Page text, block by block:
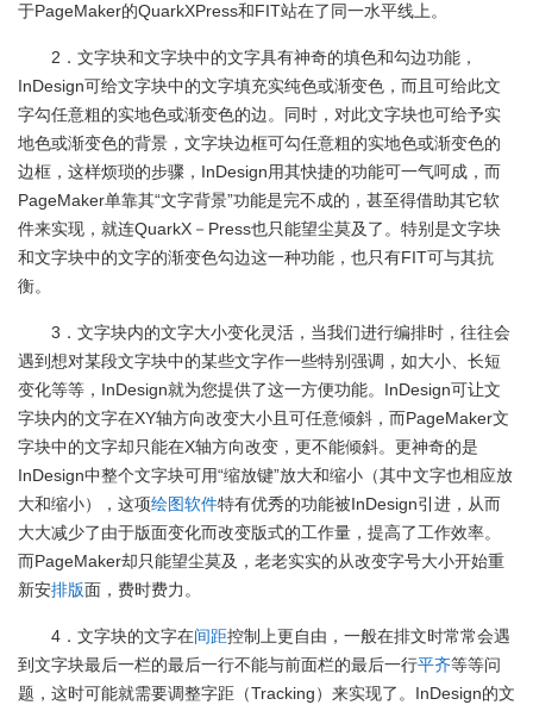
于PageMaker的QuarkXPress和FIT站在了同一水平线上。
2．文字块和文字块中的文字具有神奇的填色和勾边功能，
InDesign可给文字块中的文字填充实纯色或渐变色，而且可给此文
字勾任意粗的实地色或渐变色的边。同时，对此文字块也可给予实
地色或渐变色的背景，文字块边框可勾任意粗的实地色或渐变色的
边框，这样烦琐的步骤，InDesign用其快捷的功能可一气呵成，而
PageMaker单靠其“文字背景”功能是完不成的，甚至得借助其它软
件来实现，就连QuarkX－Press也只能望尘莫及了。特别是文字块
和文字块中的文字的渐变色勾边这一种功能，也只有FIT可与其抗
衡。
3．文字块内的文字大小变化灵活，当我们进行编排时，往往会
遇到想对某段文字块中的某些文字作一些特别强调，如大小、长短
变化等等，InDesign就为您提供了这一方便功能。InDesign可让文
字块内的文字在XY轴方向改变大小且可任意倾斜，而PageMaker文
字块中的文字却只能在X轴方向改变，更不能倾斜。更神奇的是
InDesign中整个文字块可用“缩放键”放大和缩小（其中文字也相应放
大和缩小），这项绘图软件特有优秀的功能被InDesign引进，从而
大大减少了由于版面变化而改变版式的工作量，提高了工作效率。
而PageMaker却只能望尘莫及，老老实实的从改变字号大小开始重
新安排版面，费时费力。
4．文字块的文字在间距控制上更自由，一般在排文时常常会遇
到文字块最后一栏的最后一行不能与前面栏的最后一行平齐等等问
题，这时可能就需要调整字距（Tracking）来实现了。InDesign的文